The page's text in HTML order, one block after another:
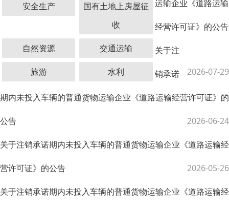
安全生产
国有土地上房屋征
收
自然资源 交通运输
旅游 水利
运输企业《道路运输
经营许可证》的公告
2026-07-29
关于注
销承诺
期内未投入车辆的普通货物运输企业《道路运输经营许可证》的
公告 2026-06-24
关于注销承诺期内未投入车辆的普通货物运输企业《道路运输经
营许可证》的公告 2026-05-26
关于注销承诺期内未投入车辆的普通货物运输企业《道路运输经